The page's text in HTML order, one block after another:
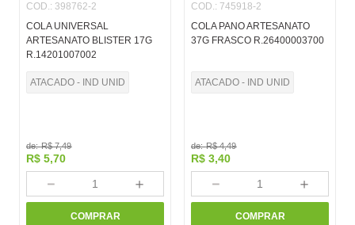
COD.: 398762-2
COLA UNIVERSAL
ARTESANATO BLISTER 17G
R.14201007002
ATACADO - IND UNID
de:R$ 7,49
R$ 5,70
＋
－
COMPRAR
COD.: 745918-2
COLA PANO ARTESANATO
37G FRASCO R.26400003700
ATACADO - IND UNID
de:R$ 4,49
R$ 3,40
＋
－
COMPRAR